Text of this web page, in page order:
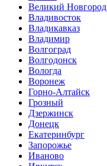
Великий Новгород
Владивосток
Владикавказ
Владимир
Волгоград
Волгодонск
Вологда
Воронеж
Горно-Алтайск
Грозный
Дзержинск
Донецк
Екатеринбург
Запорожье
Иваново